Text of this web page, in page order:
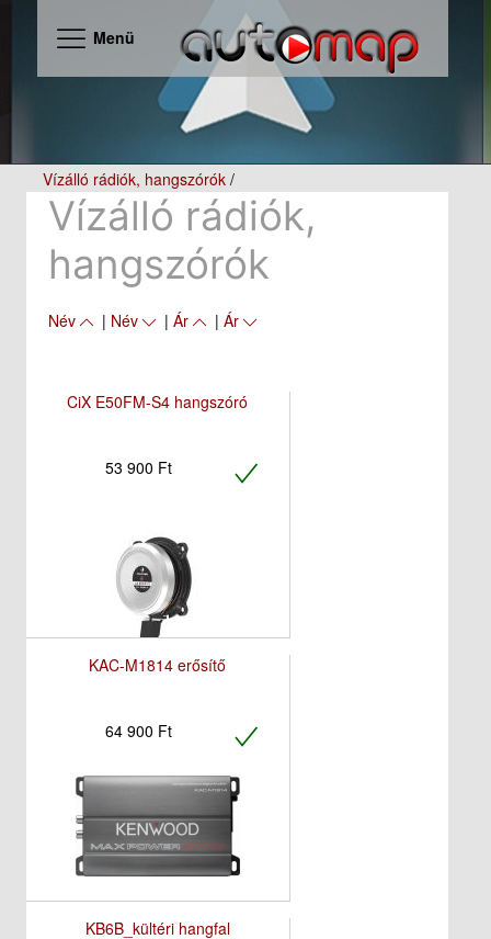
Menü
Vízálló rádiók, hangszórók/
Vízálló rádiók,
hangszórók
Név | Név | Ár | Ár
CiX E50FM-S4 hangszóró
53 900 Ft
KAC-M1814 erősítő
64 900 Ft
KB6B_kültéri hangfal